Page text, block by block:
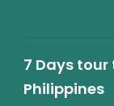
7 Days tour
Philippines